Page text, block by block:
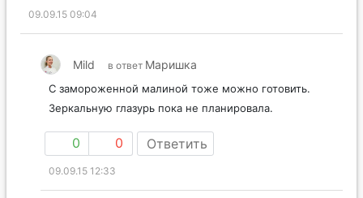
09.09.15 09:04
Mild в ответ Маришка
С замороженной малиной тоже можно готовить.
Зеркальную глазурь пока не планировала.
0 0 Ответить
09.09.15 12:33